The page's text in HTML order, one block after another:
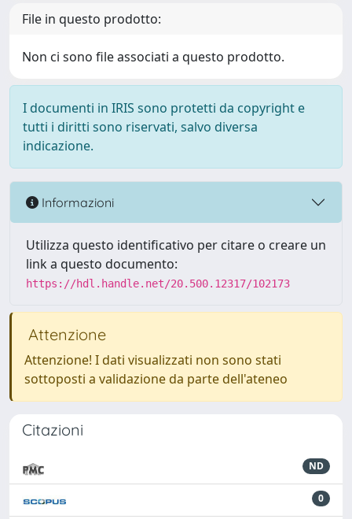
File in questo prodotto:
Non ci sono file associati a questo prodotto.
I documenti in IRIS sono protetti da copyright e
tutti i diritti sono riservati, salvo diversa
indicazione.
Informazioni
Utilizza questo identificativo per citare o creare un
link a questo documento:
https://hdl.handle.net/20.500.12317/102173
Attenzione
Attenzione! I dati visualizzati non sono stati
sottoposti a validazione da parte dell'ateneo
Citazioni
ND
0